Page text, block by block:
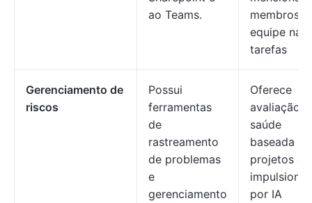
ao Teams.
membros
equipe nas
tarefas
Gerenciamento de
riscos
Possui
ferramentas
de
rastreamento
de problemas
e
gerenciamento
Oferece
avaliação
saúde
baseada
projetos e
por IA